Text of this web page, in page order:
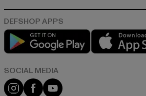
Play market
Instagram
FacebookYouTube